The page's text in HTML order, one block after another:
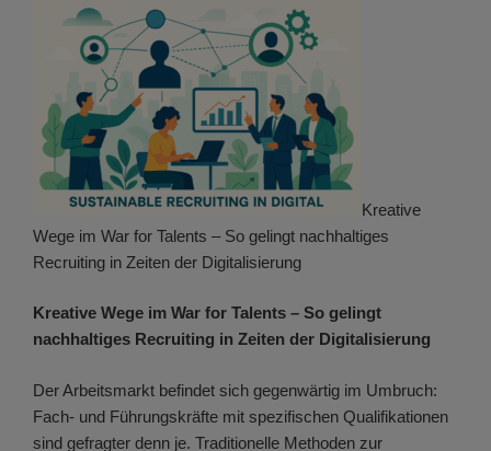
Kreative
Wege im War for Talents – So gelingt nachhaltiges
Recruiting in Zeiten der Digitalisierung
Kreative Wege im War for Talents – So gelingt
nachhaltiges Recruiting in Zeiten der Digitalisierung
Der Arbeitsmarkt befindet sich gegenwärtig im Umbruch:
Fach- und Führungskräfte mit spezifischen Qualifikationen
sind gefragter denn je. Traditionelle Methoden zur